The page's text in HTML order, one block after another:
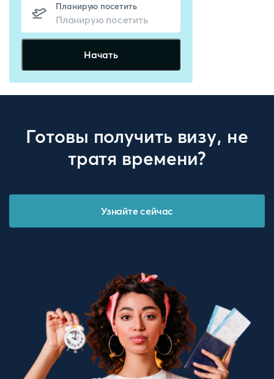
Планирую посетить
Начать
Готовы получить визу, не
тратя времени?
Узнайте сейчас